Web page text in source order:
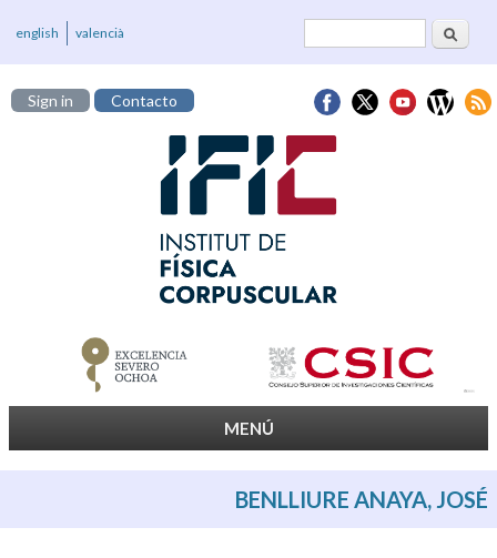
Formulario deBuscar
english valencià
Sign in Contacto
MENÚ
BENLLIURE ANAYA, JOSÉ